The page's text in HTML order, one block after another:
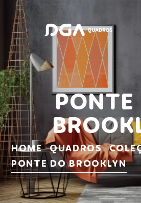
PONTE
HOME QUADROS
PONTE DO BROOKLYN